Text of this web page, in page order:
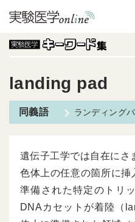
landing pad
ランディング
遺伝子工学では自在にさ
色体上の任意の箇所に挿
準備された特定のトリ
DNAカセットが着陸（